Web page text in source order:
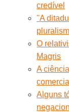
credível
''A
O
Magris
A
Alguns